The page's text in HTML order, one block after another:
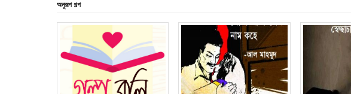
অনুরূপ গল্প